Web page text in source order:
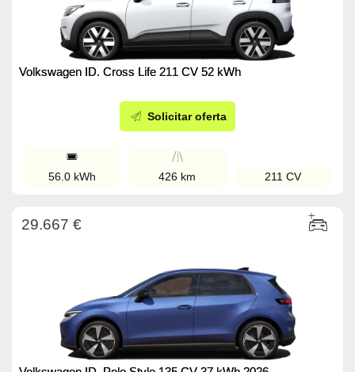
Volkswagen ID. Cross Life 211 CV 52 kWh
Solicitar oferta
56.0 kWh 426 km 211 CV
29.667 €